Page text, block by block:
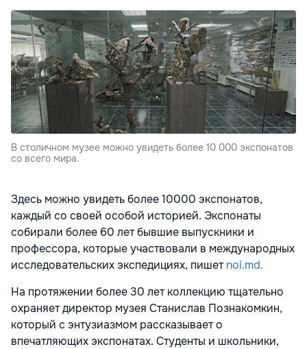
В столичном музее можно увидеть более 10 000 экспонатов
со всего мира.
Здесь можно увидеть более 10000 экспонатов,
каждый со своей особой историей. Экспонаты
собирали более 60 лет бывшие выпускники и
профессора, которые участвовали в международных
исследовательских экспедициях, пишетnoi.md.
На протяжении более 30 лет коллекцию тщательно
охраняет директор музея Станислав Познакомкин,
который с энтузиазмом рассказывает о
впечатляющих экспонатах. Студенты и школьники,